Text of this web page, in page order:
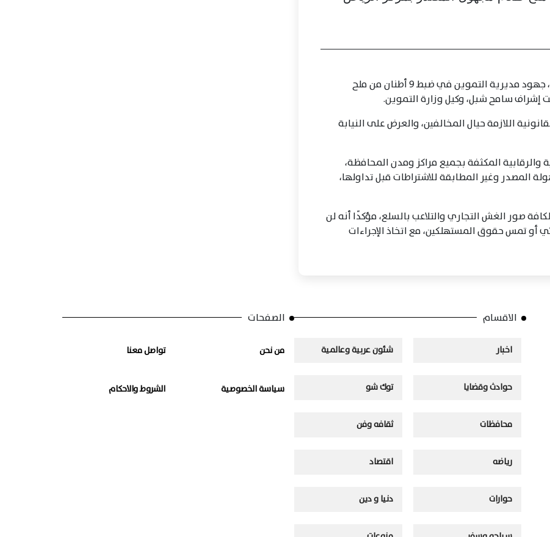
تابع المهندس إبراهيم مكي، محافظ كفرالشيخ، جهود مديرية التموين في ضبط 9 أطنان من ملح
إشراف سامح شبل، وكيل وزارة التموين.
اللازمة حيال المخالفين، والعرض على النيابة
والرقابية المكثفة بجميع مراكز ومدن المحافظة،
المصدر وغير المطابقة للاشتراطات قبل تداولها،
صور الغش التجاري والتلاعب بالسلع، مؤكدًا أنه لن
أو تمس حقوق المستهلكين، مع اتخاذ الإجراءات
الاقسام
اخبار شئون عربية وعالمية
حوادث وقضايا توك شو
محافظات ثقافه وفن
رياضه اقتصاد
حوارات دنيا و دين
الصفحات
من نحن تواصل معنا
سياسة الخصوصية الشروط والاحكام